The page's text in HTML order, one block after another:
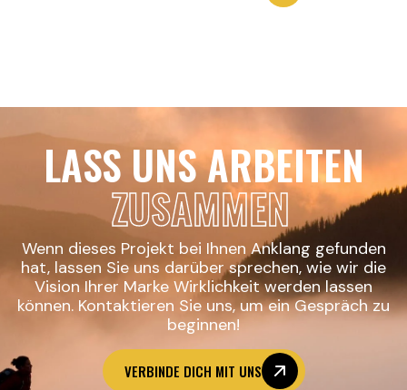
LASS UNS ARBEITEN
ZUSAMMEN
Wenn dieses Projekt bei Ihnen Anklang gefunden
hat, lassen Sie uns darüber sprechen, wie wir die
Vision Ihrer Marke Wirklichkeit werden lassen
können. Kontaktieren Sie uns, um ein Gespräch zu
beginnen!
VERBINDE DICH MIT UNS